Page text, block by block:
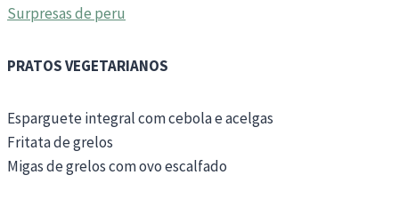
Surpresas de peru
PRATOS VEGETARIANOS
Esparguete integral com cebola e acelgas
Fritata de grelos
Migas de grelos com ovo escalfado